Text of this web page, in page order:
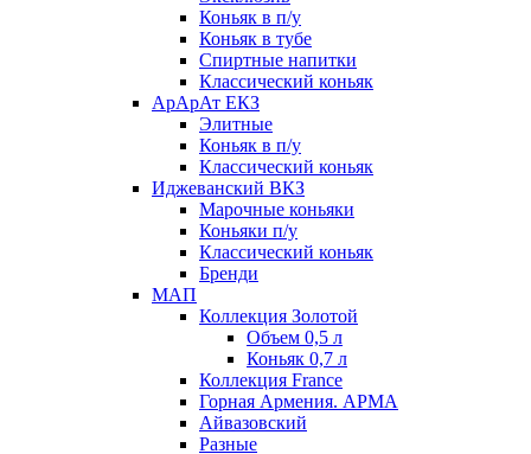
Коньяк в п/у
Коньяк в тубе
Спиртные напитки
Классический коньяк
АрАрАт ЕКЗ
Элитные
Коньяк в п/у
Классический коньяк
Иджеванский ВКЗ
Марочные коньяки
Коньяки п/у
Классический коньяк
Бренди
МАП
Коллекция Золотой
Объем 0,5 л
Коньяк 0,7 л
Коллекция France
Горная Армения. АРМА
Айвазовский
Разные